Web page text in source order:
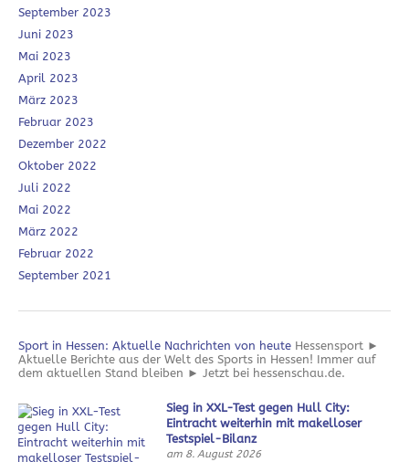
September 2023
Juni 2023
Mai 2023
April 2023
März 2023
Februar 2023
Dezember 2022
Oktober 2022
Juli 2022
Mai 2022
März 2022
Februar 2022
September 2021
Sport in Hessen: Aktuelle Nachrichten von heute Hessensport ►
Aktuelle Berichte aus der Welt des Sports in Hessen! Immer auf
dem aktuellen Stand bleiben ► Jetzt bei hessenschau.de.
Sieg in XXL-Test gegen Hull City:
Eintracht weiterhin mit makelloser
Testspiel-Bilanz
am 8. August 2026